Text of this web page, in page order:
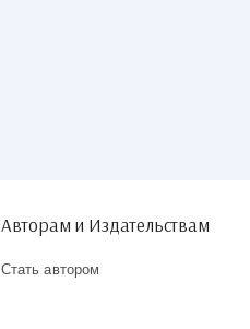
Авторам и Издательствам
Стать автором